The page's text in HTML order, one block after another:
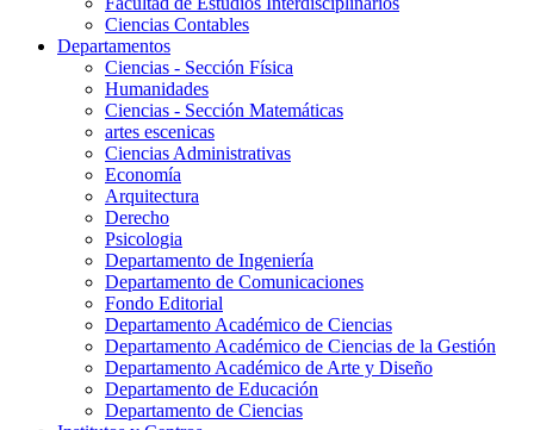
Ciencias Contables
Departamentos
Ciencias - Sección Física
Humanidades
Ciencias - Sección Matemáticas
artes escenicas
Ciencias Administrativas
Economía
Arquitectura
Derecho
Psicologia
Departamento de Ingeniería
Departamento de Comunicaciones
Fondo Editorial
Departamento Académico de Ciencias
Departamento Académico de Ciencias de la Gestión
Departamento Académico de Arte y Diseño
Departamento de Educación
Departamento de Ciencias